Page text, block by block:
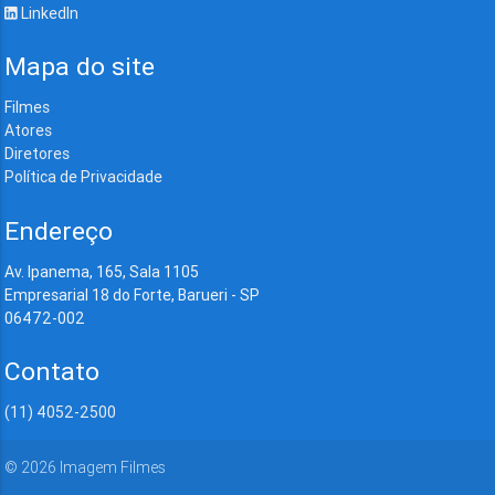
LinkedIn
Mapa do site
Filmes
Atores
Diretores
Política de Privacidade
Endereço
Av. Ipanema, 165, Sala 1105
Empresarial 18 do Forte, Barueri - SP
06472-002
Contato
(11) 4052-2500
© 2026 Imagem Filmes